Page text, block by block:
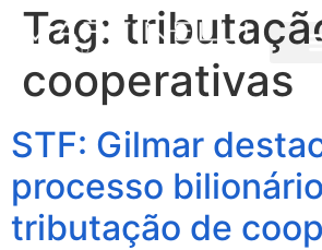
Tag:
cooperativas
STF: Gilmar
processo
tributação de